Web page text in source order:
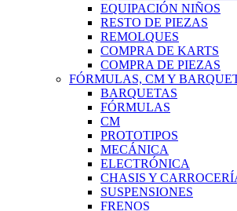
EQUIPACIÓN NIÑOS
RESTO DE PIEZAS
REMOLQUES
COMPRA DE KARTS
COMPRA DE PIEZAS
FÓRMULAS, CM Y
BARQUETAS
FÓRMULAS
CM
PROTOTIPOS
MECÁNICA
ELECTRÓNICA
CHASIS Y
SUSPENSIONES
FRENOS